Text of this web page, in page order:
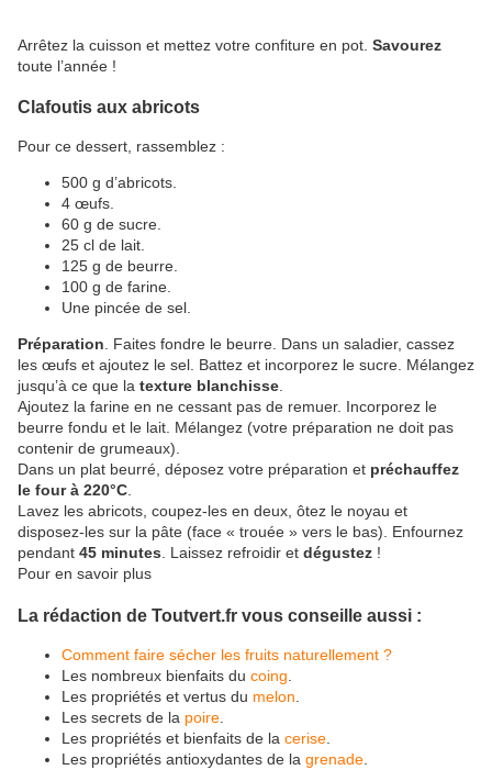
Arrêtez la cuisson et mettez votre confiture en pot. Savourez
toute l’année !
Clafoutis aux abricots
Pour ce dessert, rassemblez :
500 g d’abricots.
4 œufs.
60 g de sucre.
25 cl de lait.
125 g de beurre.
100 g de farine.
Une pincée de sel.
Préparation. Faites fondre le beurre. Dans un saladier, cassez
les œufs et ajoutez le sel. Battez et incorporez le sucre. Mélangez
jusqu’à ce que la texture blanchisse.
Ajoutez la farine en ne cessant pas de remuer. Incorporez le
beurre fondu et le lait. Mélangez (votre préparation ne doit pas
contenir de grumeaux).
Dans un plat beurré, déposez votre préparation et préchauffez
le four à 220°C.
Lavez les abricots, coupez-les en deux, ôtez le noyau et
disposez-les sur la pâte (face « trouée » vers le bas). Enfournez
pendant 45 minutes. Laissez refroidir et dégustez !
Pour en savoir plus
La rédaction de Toutvert.fr vous conseille aussi :
Comment faire sécher les fruits naturellement ?
Les nombreux bienfaits du coing
Les propriétés et vertus du melon
Les secrets de la poire
Les propriétés et bienfaits de la cerise
Les propriétés antioxydantes de la grenade